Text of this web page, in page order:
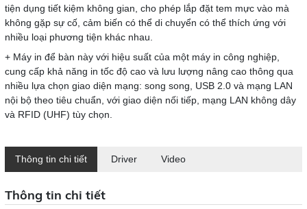
tiện dụng tiết kiệm không gian, cho phép lắp đặt tem mực vào mà
không gặp sự cố, cảm biến có thể di chuyển có thể thích ứng với
nhiều loại phương tiện khác nhau.
+ Máy in để bàn này với hiệu suất của một máy in công nghiệp,
cung cấp khả năng in tốc độ cao và lưu lượng nâng cao thông qua
nhiều lựa chọn giao diện mạng: song song, USB 2.0 và mạng LAN
nội bộ theo tiêu chuẩn, với giao diện nối tiếp, mạng LAN không dây
và RFID (UHF) tùy chọn.
Thông tin chi tiết Driver Video
Thông tin chi tiết